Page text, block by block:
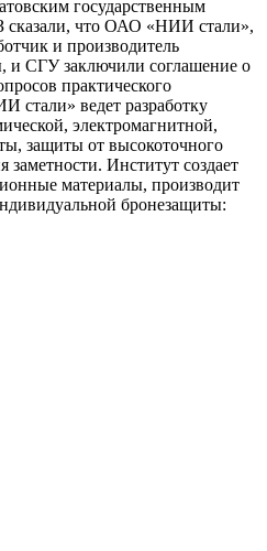
государственным
что ОАО «НИИ стали»,
и производитель
и СГУ заключили соглашение о
практического
стали» ведет разработку
электромагнитной,
защиты от высокоточного
Институт создает
материалы, производит
бронезащиты: